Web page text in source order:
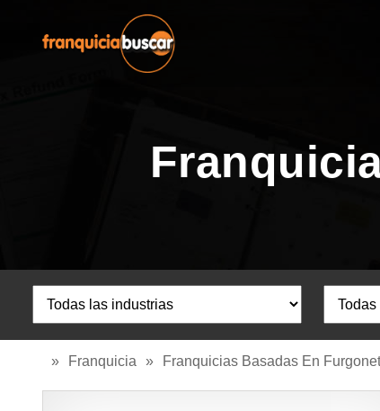
» Franquicia » Franquicias Basadas En